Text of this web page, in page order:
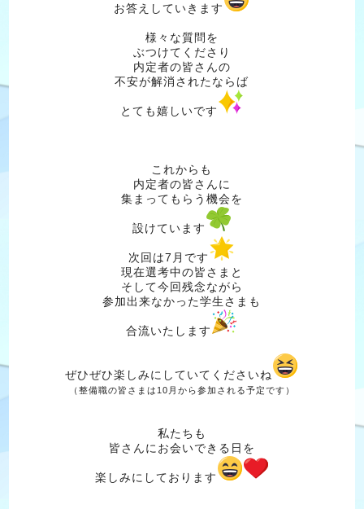
お答えしていきます
様々な質問を
ぶつけてくださり
内定者の皆さんの
不安が解消されたならば
とても嬉しいです
これからも
内定者の皆さんに
集まってもらう機会を
設けています
次回は7月です
現在選考中の皆さまと
そして今回残念ながら
参加出来なかった学生さまも
合流いたします
ぜひぜひ楽しみにしていてくださいね
（整備職の皆さまは10月から参加される予定です）
私たちも
皆さんにお会いできる日を
楽しみにしております